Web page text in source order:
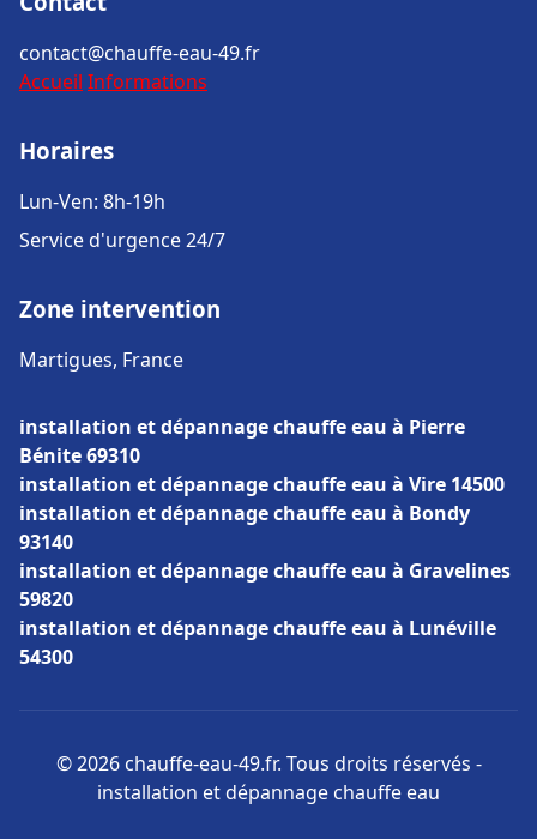
contact@chauffe-eau-49.fr
Accueil Informations
Horaires
Lun-Ven: 8h-19h
Service d'urgence 24/7
Zone intervention
Martigues, France
installation et dépannage chauffe eau à Pierre
Bénite 69310
installation et dépannage chauffe eau à Vire 14500
installation et dépannage chauffe eau à Bondy
93140
installation et dépannage chauffe eau à Gravelines
59820
installation et dépannage chauffe eau à Lunéville
54300
© 2026 chauffe-eau-49.fr. Tous droits réservés -
installation et dépannage chauffe eau